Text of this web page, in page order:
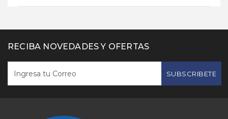
RECIBA NOVEDADES Y OFERTAS
SUBSCRIBETE